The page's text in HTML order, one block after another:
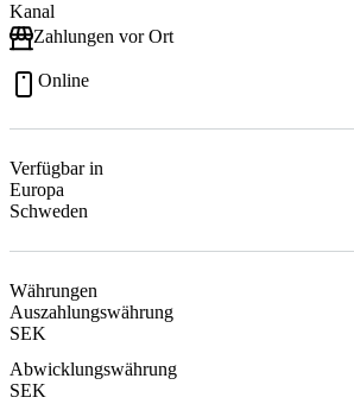
Kanal
Zahlungen vor Ort
Online
Verfügbar in
Europa
Schweden
Währungen
Auszahlungswährung
SEK
Abwicklungswährung
SEK